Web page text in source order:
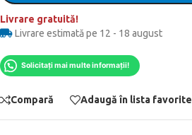
Livrare gratuită!
Livrare estimată pe 12 - 18 august
Solicitați mai multe informații!
Compară Adaugă în lista favorite